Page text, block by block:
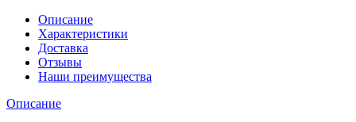
Описание
Характеристики
Доставка
Отзывы
Наши преимущества
Описание